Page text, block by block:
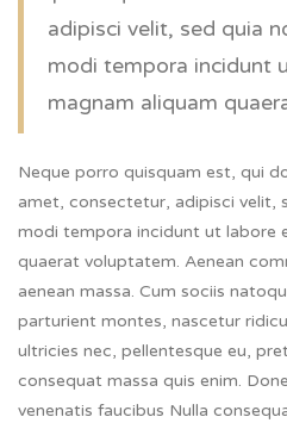
adipisci velit, sed quia
modi tempora incidunt
magnam aliquam
Neque porro quisquam est, qui
amet, consectetur, adipisci velit,
modi tempora incidunt ut labore
quaerat voluptatem. Aenean
aenean massa. Cum sociis
parturient montes, nascetur
ultricies nec, pellentesque eu,
consequat massa quis enim.
venenatis faucibus Nulla